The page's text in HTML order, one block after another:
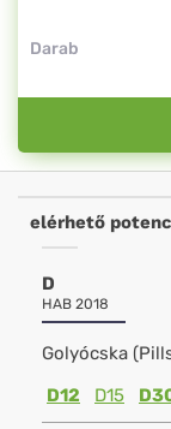
Darab
elérhető
D
HAB 2018
Golyócska
D12
D15